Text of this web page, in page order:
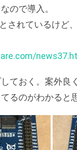
ので導入。
されているけど
ておく。案外良
るのがわかると